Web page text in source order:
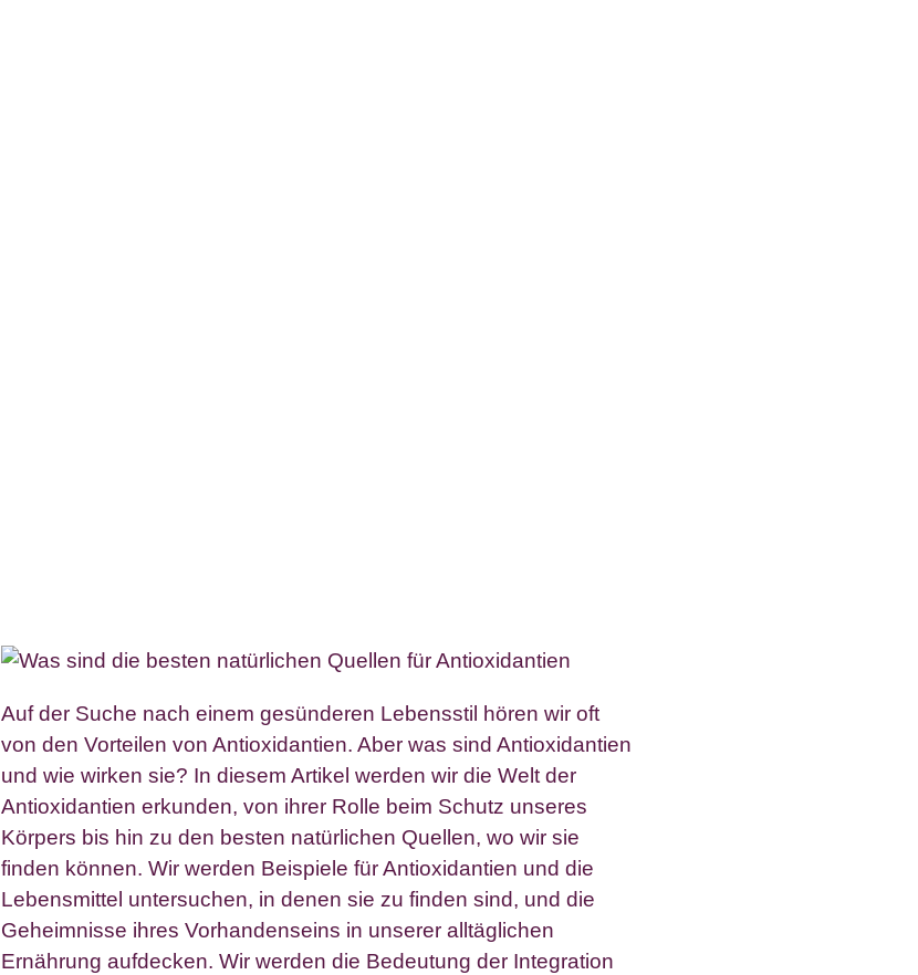
Auf der Suche nach einem gesünderen Lebensstil hören wir oft
von den Vorteilen von Antioxidantien. Aber was sind Antioxidantien
und wie wirken sie? In diesem Artikel werden wir die Welt der
Antioxidantien erkunden, von ihrer Rolle beim Schutz unseres
Körpers bis hin zu den besten natürlichen Quellen, wo wir sie
finden können. Wir werden Beispiele für Antioxidantien und die
Lebensmittel untersuchen, in denen sie zu finden sind, und die
Geheimnisse ihres Vorhandenseins in unserer alltäglichen
Ernährung aufdecken. Wir werden die Bedeutung der Integration